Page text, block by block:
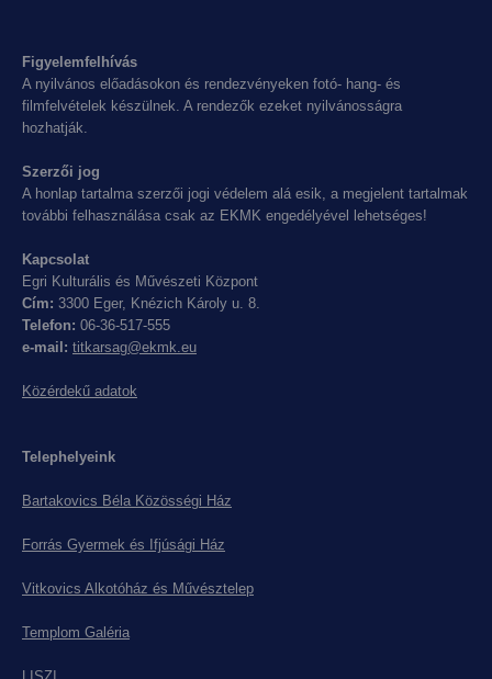
Figyelemfelhívás
A nyilvános előadásokon és rendezvényeken fotó- hang- és
filmfelvételek készülnek. A rendezők ezeket nyilvánosságra
hozhatják.
Szerzői jog
A honlap tartalma szerzői jogi védelem alá esik, a megjelent tartalmak
további felhasználása csak az EKMK engedélyével lehetséges!
Kapcsolat
Egri Kulturális és Művészeti Központ
Cím: 3300 Eger, Knézich Károly u. 8.
Telefon: 06-36-517-555
e-mail: titkarsag@ekmk.eu
Közérdekű adatok
Telephelyeink
Bartakovics Béla Közösségi Ház
Forrás Gyermek és Ifjúsági Ház
Vitkovics Alkotóház és Művésztelep
Templom Galéria